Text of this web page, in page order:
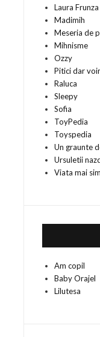
Laura Frunza
Madimih
Meseria de
Mihnisme
Ozzy
Pitici dar
Raluca
Sleepy
Sofia
ToyPedia
Toyspedia
Un graunte
Ursuletii
Viata mai
Am copil
Baby Orajel
Lilutesa